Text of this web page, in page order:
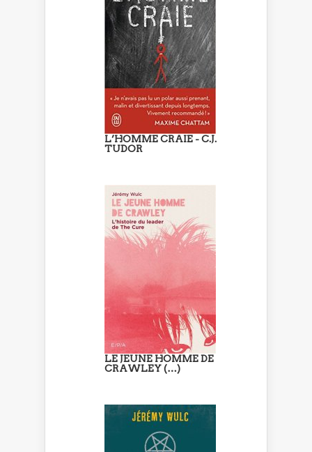
L’HOMME CRAIE - C.J.
TUDOR
LE JEUNE HOMME DE
CRAWLEY (…)